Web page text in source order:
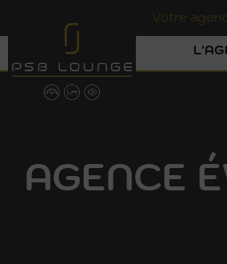
Votre
AGENCE